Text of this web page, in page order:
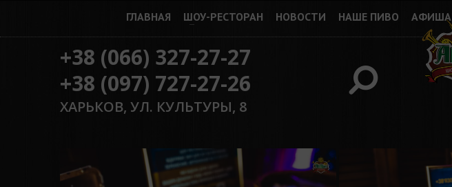
ГЛАВНАЯ ШОУ-РЕСТОРАН НОВОСТИ НАШЕ ПИВО АФИША
+38 (066) 327-27-27
+38 (097) 727-27-26
ХАРЬКОВ, УЛ. КУЛЬТУРЫ, 8